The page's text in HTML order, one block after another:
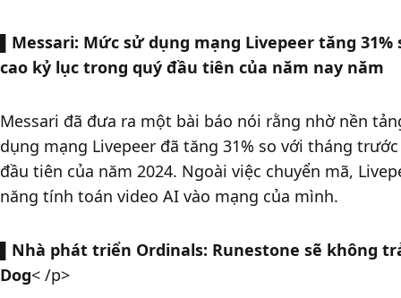
Messari: Mức sử dụng mạng Livepeer tăng
cao kỷ lục trong quý đầu tiên của năm nay năm
Messari đã đưa ra một bài báo nói rằng nhờ nền
dụng mạng Livepeer đã tăng 31% so với tháng
đầu tiên của năm 2024. Ngoài việc chuyển mã,
năng tính toán video AI vào mạng của mình.
Nhà phát triển Ordinals: Runestone sẽ không
Dog< /p>